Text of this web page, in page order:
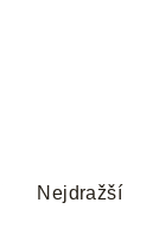
Nejdražší